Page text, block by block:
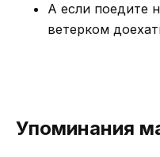
А если поедите
ветерком
Упоминания